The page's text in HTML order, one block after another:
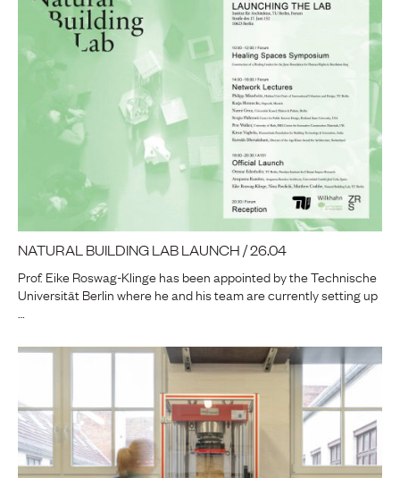
NATURAL BUILDING LAB LAUNCH / 26.04
Prof. Eike Roswag-Klinge has been appointed by the Technische
Universität Berlin where he and his team are currently setting up